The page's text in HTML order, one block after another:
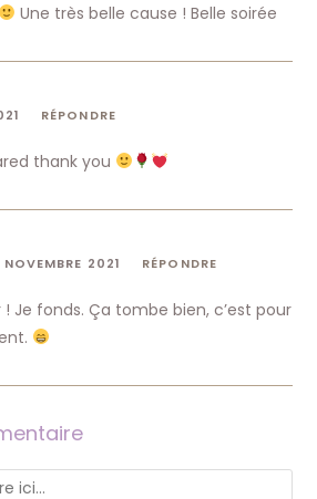
Une très belle cause ! Belle soirée
RÉPONDRE
thank you
NOVEMBRE 2021 RÉPONDRE
Je fonds. Ça tombe bien, c’est pour